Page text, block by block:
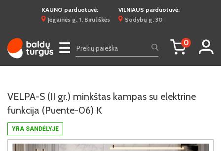
KAUNO parduotuvė:
Jėgainės g. 1, Biruliškės
VILNIAUS parduotuvė:
Sodybų g. 30
☰ 0
YRA SANDĖLYJE
VELPA-S (II gr.) minkštas kampas su elektrine
funkcija (Puente-06) K